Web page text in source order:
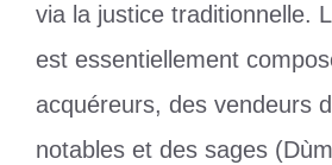
via la justice traditionnelle.
est essentiellement
acquéreurs, des vendeurs
notables et des sages